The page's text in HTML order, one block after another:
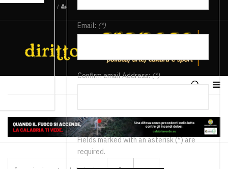
/
Email: (*)
Confirm email Address:(*)
Fields marked with an asterisk (*) are
required.